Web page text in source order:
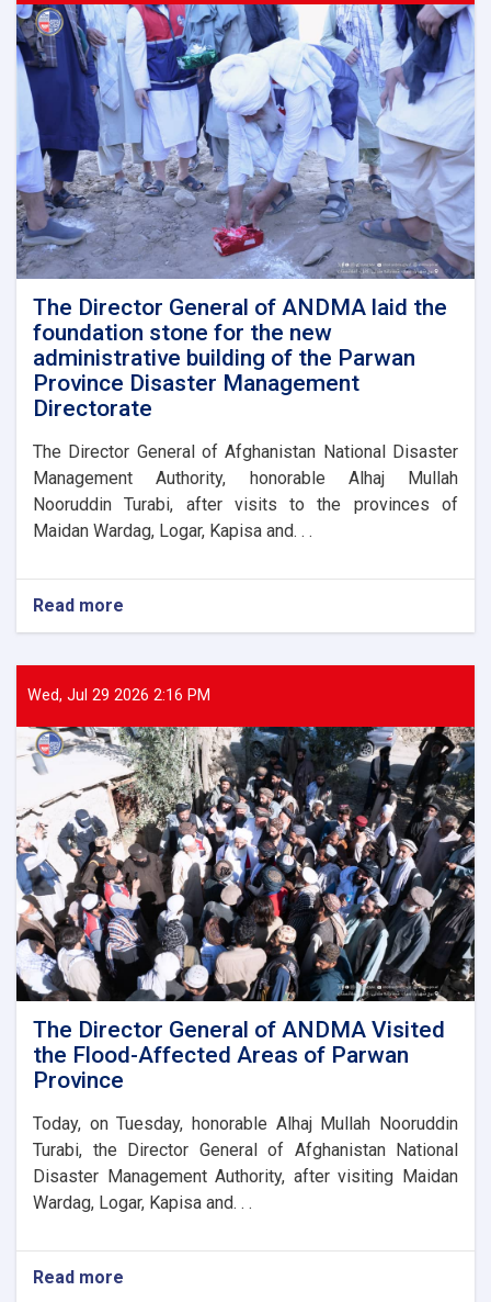
held
a
meeting
with
representatives
of
international
and
domestic
organizations
to
assist
flood
victims
The Director General of ANDMA laid the
foundation stone for the new
administrative building of the Parwan
Province Disaster Management
Directorate
The Director General of Afghanistan National Disaster
Management Authority, honorable Alhaj Mullah
Nooruddin Turabi, after visits to the provinces of
Maidan Wardag, Logar, Kapisa and. . .
Read more
General
of
laid
the
foundation
stone
for
the
new
administrative
building
of
the
Parwan
Province
Disaster
Management
Directorate
Wed, Jul 29 2026 2:16 PM
The Director General of ANDMA Visited
the Flood-Affected Areas of Parwan
Province
Today, on Tuesday, honorable Alhaj Mullah Nooruddin
Turabi, the Director General of Afghanistan National
Disaster Management Authority, after visiting Maidan
Wardag, Logar, Kapisa and. . .
Read more